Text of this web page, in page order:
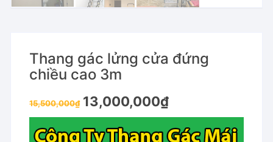
Thang gác lửng cửa đứng
chiều cao 3m
15,500,000₫ Original
price
was:
15,500,000₫.
13,000,000₫Current
is:
13,000,000₫.